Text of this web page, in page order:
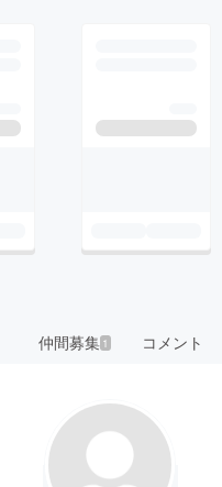
仲間募集 1 コメント